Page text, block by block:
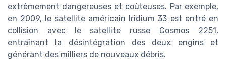
extrêmement dangereuses et coûteuses. Par exemple,
en 2009, le satellite américain Iridium 33 est entré en
collision avec le satellite russe Cosmos 2251,
entraînant la désintégration des deux engins et
générant des milliers de nouveaux débris.